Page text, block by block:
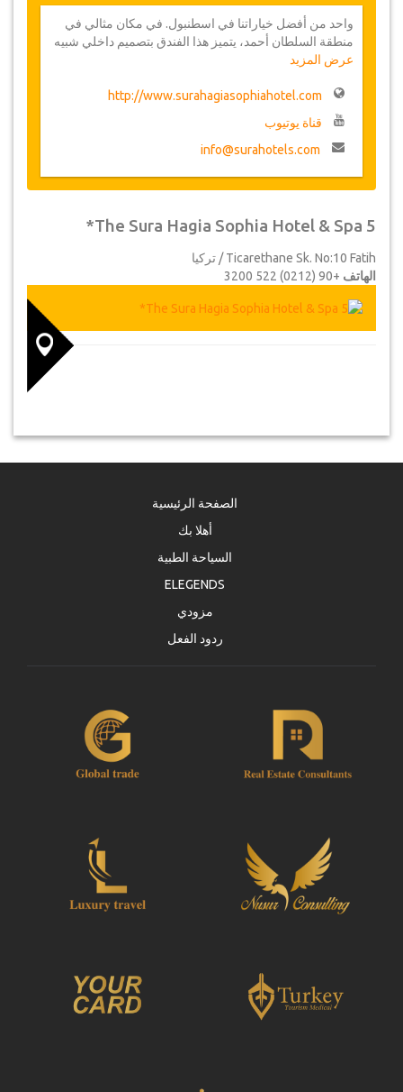
واحد من أفضل خياراتنا في اسطنبول. في مكان مثالي في
منطقة السلطان أحمد، يتميز هذا الفندق بتصميم داخلي شبيه
بالقصور. زينت الغرف العصرية بزخارف عثمانية، وهي توفر
يتم تقديم الشاي المجاني كل يوم عند الساعة الخامسة
وترافقه موسيقى حية يومي الجمعة والسبت.
عرض المزيد
http://www.surahagiasophiahotel.com
قناة يوتيوب
info@surahotels.com
The Sura Hagia Sophia Hotel & Spa 5*
Ticarethane Sk. No:10 Fatih / تركيا
الهاتف +90 (0212) 522 3200
الصفحة الرئيسية
أهلا بك
السياحة الطبية
ELEGENDS
مزودي
ردود الفعل